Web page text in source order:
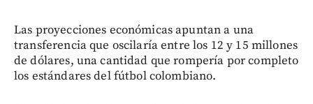
Las proyecciones económicas apuntan a una
transferencia que oscilaría entre los 12 y 15 millones
de dólares, una cantidad que rompería por completo
los estándares del fútbol colombiano.